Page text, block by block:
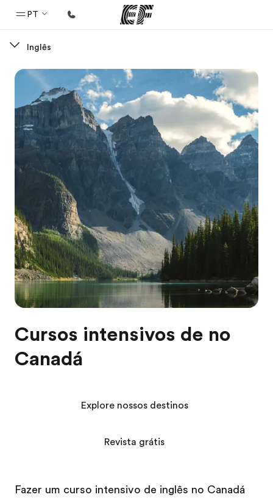
PT
Bem-vindo à EF
Programas
Saiba tudo que oferecemos
Escritórios
Encontre um escritório
Sobre nós
Quem somos
Carreiras
Junte-se a nós
Inglês
Cursos intensivos de no
Canadá
Fazer um curso intensivo de inglês no Canadá
Explore nossos destinos
Revista grátis